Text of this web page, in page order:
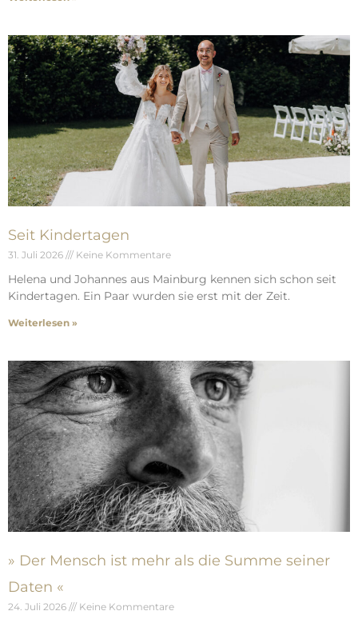
Seit Kindertagen
31. Juli 2026 Keine Kommentare
Helena und Johannes aus Mainburg kennen sich schon seit
Kindertagen. Ein Paar wurden sie erst mit der Zeit.
Weiterlesen »
» Der Mensch ist mehr als die Summe seiner
Daten «
24. Juli 2026 Keine Kommentare